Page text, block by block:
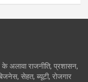
अलावा राजनीति, प्रशासन,
सेहत, ब्यूटी, रोजगार